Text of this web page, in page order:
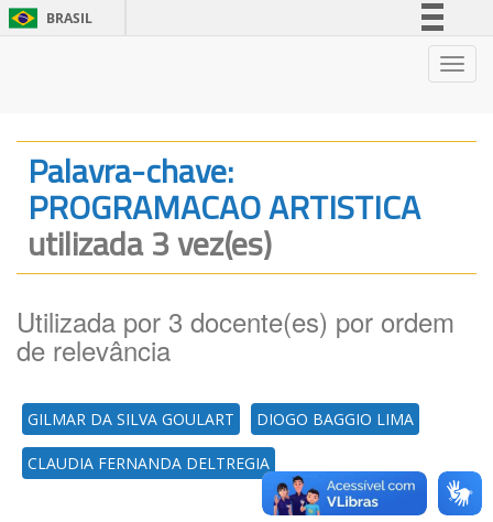
BRASIL
Canais
Palavra-chave:
PROGRAMACAO ARTISTICA
utilizada 3 vez(es)
Utilizada por 3 docente(es) por ordem
de relevância
GILMAR DA SILVA GOULART DIOGO BAGGIO LIMA
CLAUDIA FERNANDA DELTREGIA